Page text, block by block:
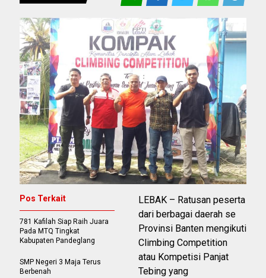
LEBAK – Ratusan peserta
dari berbagai daerah se
Provinsi Banten mengikuti
Climbing Competition
atau Kompetisi Panjat
Tebing yang
Pos Terkait
781 Kafilah Siap Raih Juara
Pada MTQ Tingkat
Kabupaten Pandeglang
SMP Negeri 3 Maja Terus
Berbenah